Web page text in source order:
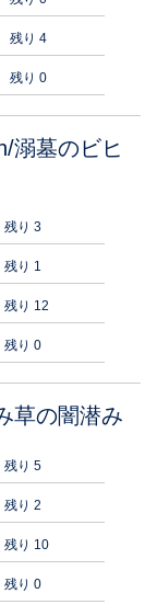
残り 4
残り 0
溺墓のビヒ
残り 3
残り 1
残り 12
残り 0
草の闇潜み
残り 5
残り 2
残り 10
残り 0